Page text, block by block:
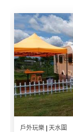
戶外玩樂 | 天水圍